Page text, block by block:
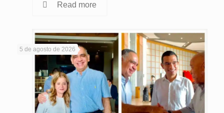
Read more
5 de agosto de 2026